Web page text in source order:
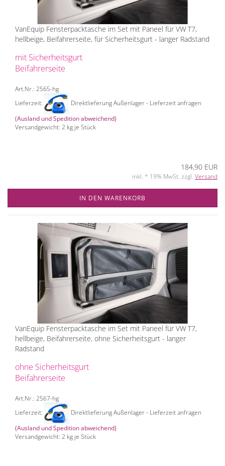
VanEquip Fensterpacktasche im Set mit Paneel für VW T7,
hellbeige, Beifahrerseite, für Sicherheitsgurt - langer Radstand
mit Sicherheitsgurt
Beifahrerseite
Art.Nr.: 2565-hg
Lieferzeit:
Direktlieferung Außenlager - Lieferzeit anfragen
(Ausland und Spedition abweichend)
Versandgewicht: 2 kg je Stück
184,90 EUR
inkl. * 19% MwSt. zzgl. Versand
IN DEN WARENKORB
VanEquip Fensterpacktasche im Set mit Paneel für VW T7,
hellbeige, Beifahrerseite, ohne Sicherheitsgurt - langer
Radstand
ohne Sicherheitsgurt
Beifahrerseite
Art.Nr.: 2567-hg
Lieferzeit:
Direktlieferung Außenlager - Lieferzeit anfragen
(Ausland und Spedition abweichend)
Versandgewicht: 2 kg je Stück